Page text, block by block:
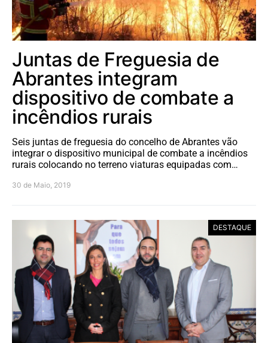
Juntas de Freguesia de
Abrantes integram
dispositivo de combate a
incêndios rurais
Seis juntas de freguesia do concelho de Abrantes vão
integrar o dispositivo municipal de combate a incêndios
rurais colocando no terreno viaturas equipadas com…
30 de Maio, 2019
DESTAQUE